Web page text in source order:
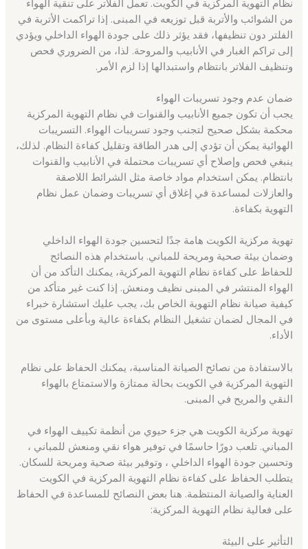
من الشوائب والأتربة قبل توزيعه في المبنى. إذا تراكمت الأتربة في
الفلتر دون تنظيفها، فقد يؤثر ذلك على جودة الهواء الداخلي ويؤدي
إلى تراكم الغبار في الأنابيب والمروحة. لذا، من الضروري فحص
وتنظيف الفلاتر بانتظام واستبدالها إذا لزم الأمر.
ضمان عدم وجود تسريبات الهواء
يجب أن تكون جميع الأنابيب والقنوات في نظام التهوية المركزية
محكمة بشكل صحيح لتجنب وجود تسريبات الهواء. التسريبات
الهوائية يمكن أن تؤدي إلى هدر الطاقة وتقليل كفاءة النظام. لذلك،
ينبغي فحص وإصلاح أي تسريبات محتملة في الأنابيب والقنوات
بانتظام. يمكن استخدام مواد خاصة مثل الشرائط اللاصقة
والعازلات لمساعدة في إغلاق أي تسريبات وضمان عمل نظام
التهوية بكفاءة.
تهوية مركزية الكويت هامة جدًا لتحسين جودة الهواء الداخلي
وضمان بيئة صحية ومريحة للمباني. باستخدام هذه النصائح
للحفاظ على كفاءة نظام التهوية المركزية، يمكنك التأكد من أن
الهواء المنتشر في المبنى نظيف ومنعش. إذا كنت غير متأكد من
كيفية صيانة نظام التهوية الخاص بك، يجب عليك استشارة خبراء
في المجال لضمان تشغيل النظام بكفاءة عالية وبأعلى مستوى من
الأداء.
بالاستفادة من نصائح الصيانة المناسبة، يمكنك الحفاظ على نظام
التهوية المركزية في الكويت بحالة ممتازة والاستمتاع بالهواء
النقي والمريح في المبنى.
تهوية مركزية الكويت هي جزء حيوي من أنظمة تكييف الهواء في
المباني. تلعب دورًا حاسمًا في توفير هواء نقي ومنعش للمباني ،
وتحسين جودة الهواء الداخلي ، وتوفير بيئة صحية ومريحة للسكان.
يتطلب الحفاظ على كفاءة نظام التهوية المركزية في الكويت
العناية والصيانة المنتظمة. هنا بعض النصائح للمساعدة في الحفاظ
على فعالية نظام التهوية المركزية:
التأثير على البيئة